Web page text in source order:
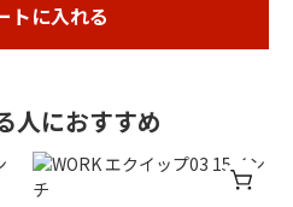
トに入れる
人におすすめ